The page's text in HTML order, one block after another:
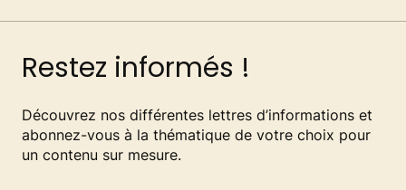
Restez informés !
Découvrez nos différentes lettres d’informations et
abonnez-vous à la thématique de votre choix pour
un contenu sur mesure.